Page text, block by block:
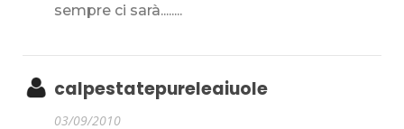
sempre ci sarà........
calpestatepureleaiuole
03/09/2010